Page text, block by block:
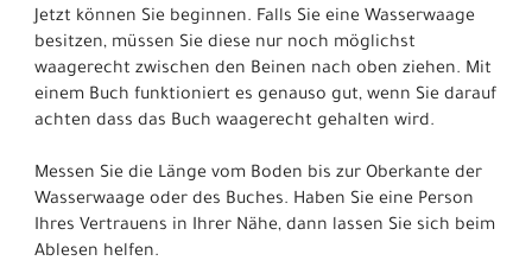
Jetzt können Sie beginnen. Falls Sie eine Wasserwaage
besitzen, müssen Sie diese nur noch möglichst
waagerecht zwischen den Beinen nach oben ziehen. Mit
einem Buch funktioniert es genauso gut, wenn Sie darauf
achten dass das Buch waagerecht gehalten wird.
Messen Sie die Länge vom Boden bis zur Oberkante der
Wasserwaage oder des Buches. Haben Sie eine Person
Ihres Vertrauens in Ihrer Nähe, dann lassen Sie sich beim
Ablesen helfen.